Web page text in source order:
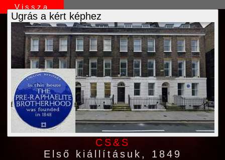
Ugrás a kért képhez
CS&S
Első kiállításuk, 1849
Vissza